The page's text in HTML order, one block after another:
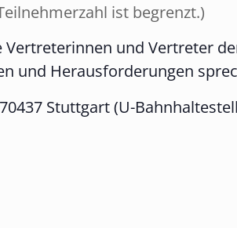
ist begrenzt.)
Vertreterinnen und Vertreter
und Herausforderungen
Stuttgart (U-